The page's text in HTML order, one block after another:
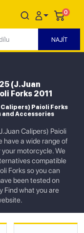
0
(J.Juan
Forks 2011
Calipers) Paioli Forks
and Accessories
Calipers) Paioli
have a wide range of
motorcycle. We
compatible
Forks so you can
been tested on
Find what you are